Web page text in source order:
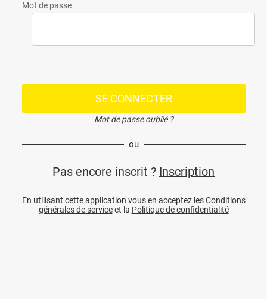
Mot de passe
SE CONNECTER
Mot de passe oublié ?
ou
Pas encore inscrit ? Inscription
En utilisant cette application vous en acceptez lesConditions
générales de serviceet la Politique de confidentialité